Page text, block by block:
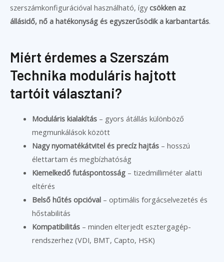
szerszámkonfigurációval használható, így csökken az
állásidő, nő a hatékonyság és egyszerűsödik a karbantartás.
Miért érdemes a Szerszám
Technika moduláris hajtott
tartóit választani?
Moduláris kialakítás– gyors átállás különböző
megmunkálások között
Nagy nyomatékátvitel és precíz hajtás– hosszú
élettartam és megbízhatóság
Kiemelkedő futáspontosság– tizedmilliméter alatti
eltérés
Belső hűtés opcióval– optimális forgácselvezetés és
hőstabilitás
Kompatibilitás– minden elterjedt esztergagép-
rendszerhez (VDI, BMT, Capto, HSK)